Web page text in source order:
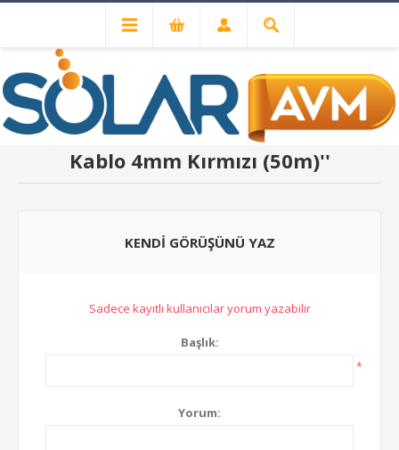
ÜRÜN YORUMLARI
Mexxsun Solar
Kablo 4mm Kırmızı (50m)
KENDI GÖRÜŞÜNÜ YAZ
Sadece kayıtlı kullanıcılar yorum yazabilir
Başlık:
*
Yorum: